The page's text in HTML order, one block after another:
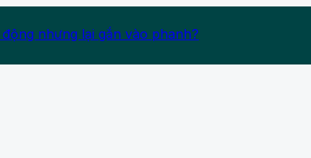
nhưng lại gắn vào phanh?